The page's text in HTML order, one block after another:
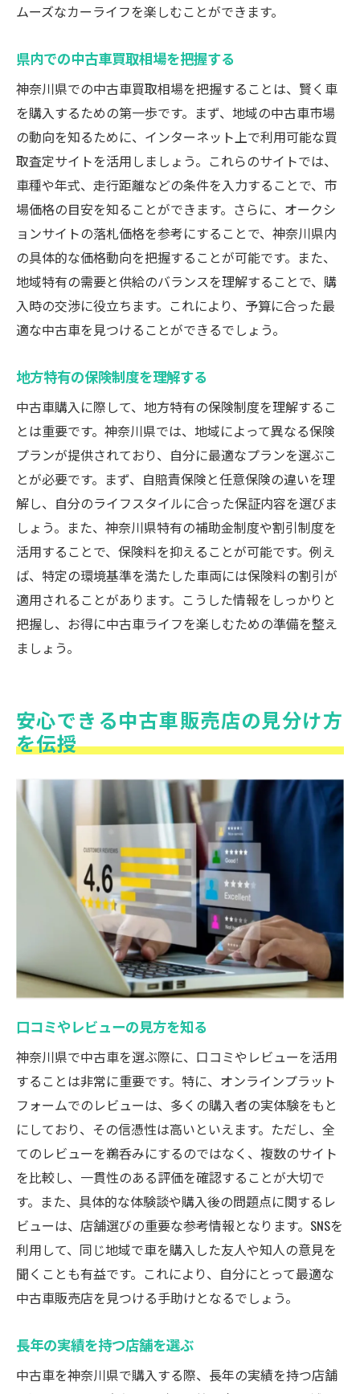
ムーズなカーライフを楽しむことができます。
県内での中古車買取相場を把握する
神奈川県での中古車買取相場を把握することは、賢く車
を購入するための第一歩です。まず、地域の中古車市場
の動向を知るために、インターネット上で利用可能な買
取査定サイトを活用しましょう。これらのサイトでは、
車種や年式、走行距離などの条件を入力することで、市
場価格の目安を知ることができます。さらに、オークシ
ョンサイトの落札価格を参考にすることで、神奈川県内
の具体的な価格動向を把握することが可能です。また、
地域特有の需要と供給のバランスを理解することで、購
入時の交渉に役立ちます。これにより、予算に合った最
適な中古車を見つけることができるでしょう。
地方特有の保険制度を理解する
中古車購入に際して、地方特有の保険制度を理解するこ
とは重要です。神奈川県では、地域によって異なる保険
プランが提供されており、自分に最適なプランを選ぶこ
とが必要です。まず、自賠責保険と任意保険の違いを理
解し、自分のライフスタイルに合った保証内容を選びま
しょう。また、神奈川県特有の補助金制度や割引制度を
活用することで、保険料を抑えることが可能です。例え
ば、特定の環境基準を満たした車両には保険料の割引が
適用されることがあります。こうした情報をしっかりと
把握し、お得に中古車ライフを楽しむための準備を整え
ましょう。
安心できる中古車販売店の見分け方
を伝授
口コミやレビューの見方を知る
神奈川県で中古車を選ぶ際に、口コミやレビューを活用
することは非常に重要です。特に、オンラインプラット
フォームでのレビューは、多くの購入者の実体験をもと
にしており、その信憑性は高いといえます。ただし、全
てのレビューを鵜呑みにするのではなく、複数のサイト
を比較し、一貫性のある評価を確認することが大切で
す。また、具体的な体験談や購入後の問題点に関するレ
ビューは、店舗選びの重要な参考情報となります。SNSを
利用して、同じ地域で車を購入した友人や知人の意見を
聞くことも有益です。これにより、自分にとって最適な
中古車販売店を見つける手助けとなるでしょう。
長年の実績を持つ店舗を選ぶ
中古車を神奈川県で購入する際、長年の実績を持つ店舗